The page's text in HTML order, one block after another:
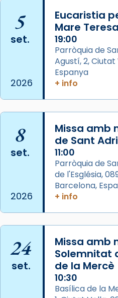
📸 J. Merino
Photo
View on Facebook ·
Arquebisbat de
de Barcelona.
2 weeks ago
comitè organitzador
del Sant Pare Lleó XIV
col·laboradors, a la
L’arquebisbe de
Josep Omella, ha
concelebrat el bisbe
Mons. David Abadías.
📸 Dr. G. Simón
Photo
View on Facebook · Share
Arquebisbat de
5
set.
2026
Eucaristia
Mare
19:00
Parròquia de
Agustí, 2,
Espanya
+ info
8
set.
2026
Missa amb
de Sant
11:00
Parròquia de
de l'Església,
Barcelona,
+ info
24
set.
Missa amb
Solemnitat
de la Mercè
10:30
Basílica de la